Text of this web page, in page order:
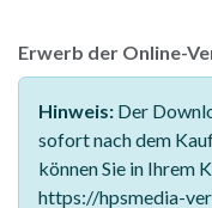
Erwerb der Online-
Hinweis: Der
sofort nach dem
können Sie in Ihrem
https://hpsmedia-